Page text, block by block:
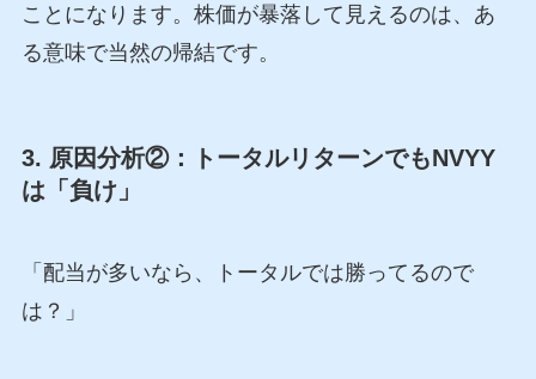
ことになります。株価が暴落して見えるのは、あ
る意味で当然の帰結です。
3. 原因分析②：トータルリターンでもNVYY
は「負け」
「配当が多いなら、トータルでは勝ってるので
は？」